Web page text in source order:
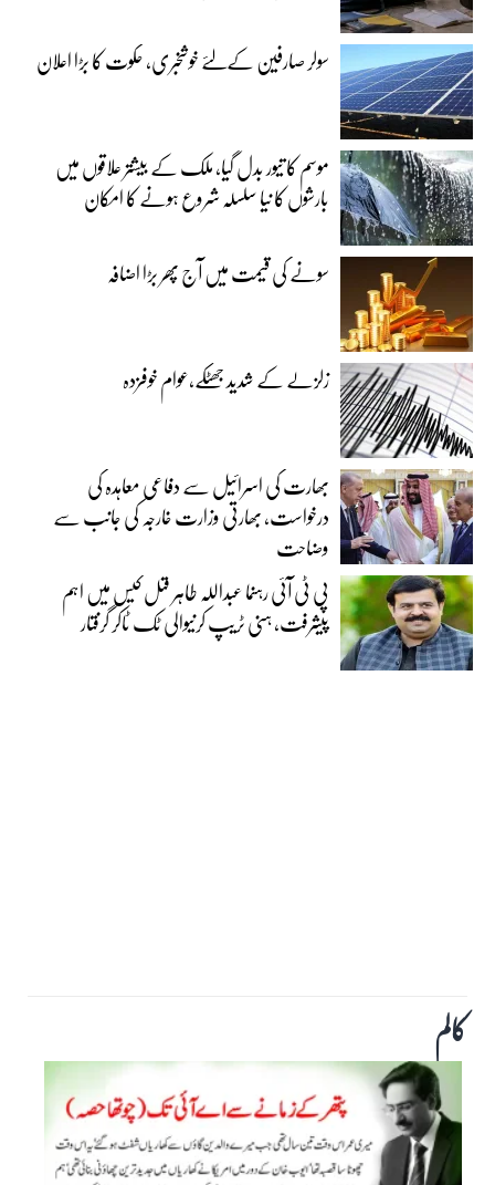
سولر صارفین کےلئے خوشخبری، حکوت کا بڑا اعلان
موسم کا تیور بدل گیا، ملک کے بیشتر علاقوں میں
بارشوں کا نیا سلسلہ شروع ہونے کا امکان
سونے کی قیمت میں آج پھر بڑا اضافہ
زلزلے کے شدید جھٹکے،عوام خوفزدہ
بھارت کی اسرائیل سے دفاعی معاہدہ کی
درخواست، بھارتی وزارت خارجہ کی جانب سے
وضاحت
پی ٹی آئی رہنما عبداللہ طاہر قتل کیس میں اہم
پیشرفت، ہنی ٹریپ کرنیوالی ٹک ٹاکر گرفتار
کالم